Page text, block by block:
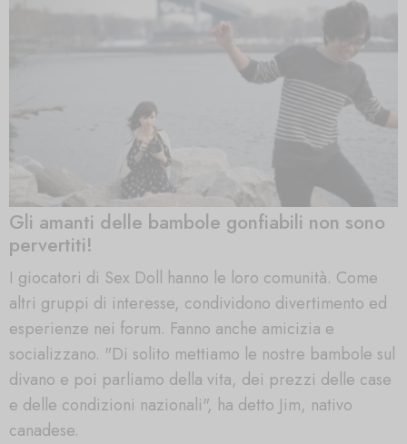
Gli amanti delle bambole gonfiabili non sono
pervertiti!
I giocatori di Sex Doll hanno le loro comunità. Come
altri gruppi di interesse, condividono divertimento ed
esperienze nei forum. Fanno anche amicizia e
socializzano. "Di solito mettiamo le nostre bambole sul
divano e poi parliamo della vita, dei prezzi delle case
e delle condizioni nazionali", ha detto Jim, nativo
canadese.